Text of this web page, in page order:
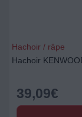
Hachoir / râpe
Hachoir
39,09€